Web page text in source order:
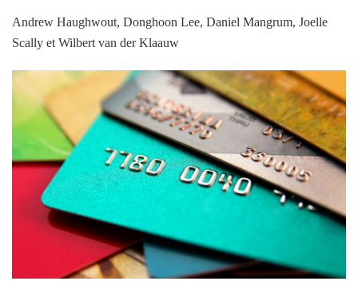
Andrew Haughwout, Donghoon Lee, Daniel Mangrum, Joelle
Scally et Wilbert van der Klaauw